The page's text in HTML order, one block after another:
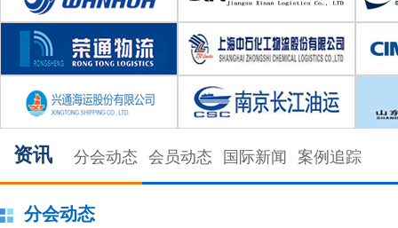
资讯 分会动态 会员动态 国际新闻 案例追踪
分会动态